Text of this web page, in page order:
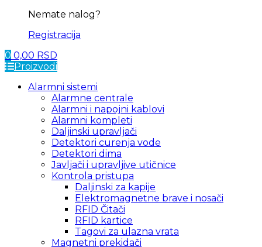
Nemate nalog?
Registracija
0 0,00 RSD
Proizvodi
Alarmni sistemi
Alarmne centrale
Alarmni i napojni kablovi
Alarmni kompleti
Daljinski upravljači
Detektori curenja vode
Detektori dima
Javljači i upravljive utičnice
Kontrola pristupa
Daljinski za kapije
Elektromagnetne brave i nosači
RFID Čitači
RFID kartice
Tagovi za ulazna vrata
Magnetni prekidači